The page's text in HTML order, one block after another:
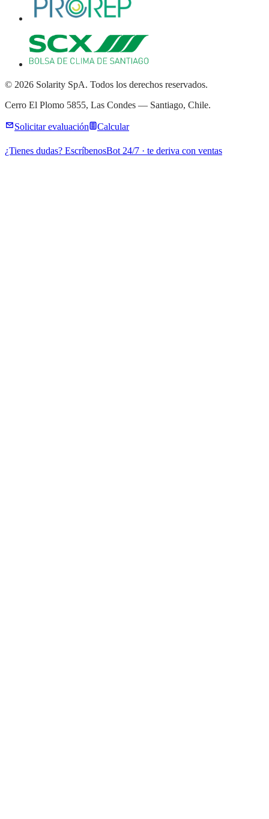
© 2026 Solarity SpA. Todos los derechos reservados.
Cerro El Plomo 5855, Las Condes — Santiago, Chile.
Solicitar evaluación Calcular
¿Tienes dudas? EscríbenosBot 24/7 · te deriva con ventas